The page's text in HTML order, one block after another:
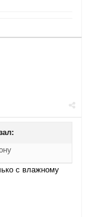
с влажному